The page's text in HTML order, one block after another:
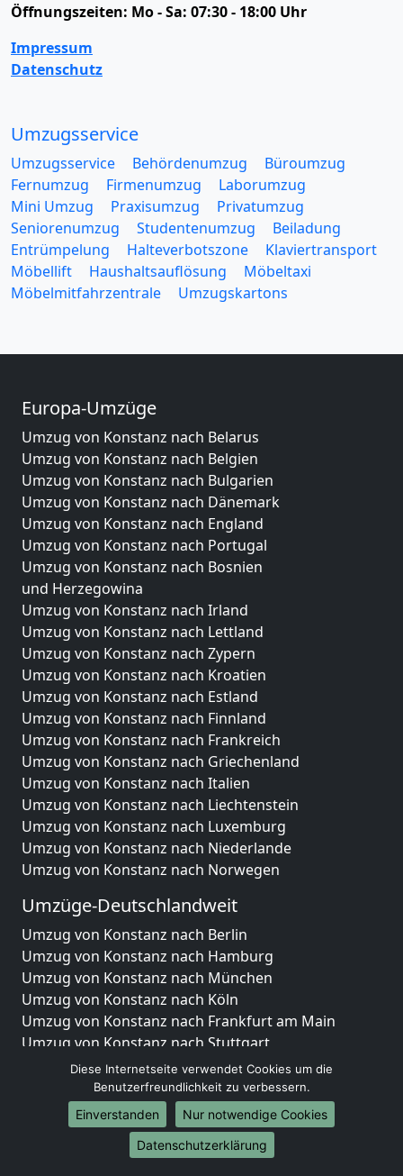
Öffnungszeiten: Mo - Sa: 07:30 - 18:00 Uhr
Impressum
Datenschutz
Umzugsservice
Umzugsservice Behördenumzug
Büroumzug
Fernumzug
Firmenumzug
Laborumzug
Mini Umzug
Praxisumzug
Privatumzug
Seniorenumzug
Studentenumzug
Beiladung
Entrümpelung
Halteverbotszone
Klaviertransport
Möbellift
Haushaltsauflösung
Möbeltaxi
Möbelmitfahrzentrale
Umzugskartons
Europa-Umzüge
Umzug von Konstanz nach Belarus
Umzug von Konstanz nach Belgien
Umzug von Konstanz nach Bulgarien
Umzug von Konstanz nach Dänemark
Umzug von Konstanz nach England
Umzug von Konstanz nach Portugal
Umzug von Konstanz nach Bosnien
und Herzegowina
Umzug von Konstanz nach Irland
Umzug von Konstanz nach Lettland
Umzug von Konstanz nach Zypern
Umzug von Konstanz nach Kroatien
Umzug von Konstanz nach Estland
Umzug von Konstanz nach Finnland
Umzug von Konstanz nach Frankreich
Umzug von Konstanz nach Griechenland
Umzug von Konstanz nach Italien
Umzug von Konstanz nach Liechtenstein
Umzug von Konstanz nach Luxemburg
Umzug von Konstanz nach Niederlande
Umzug von Konstanz nach Norwegen
Umzüge-Deutschlandweit
Umzug von Konstanz nach Berlin
Umzug von Konstanz nach Hamburg
Umzug von Konstanz nach München
Umzug von Konstanz nach Köln
Umzug von Konstanz nach Frankfurt am Main
Umzug von Konstanz nach Stuttgart
Umzug von Konstanz nach Düsseldorf
Umzug von Konstanz nach Leipzig
Umzug von Konstanz nach Dortmund
Umzug von Konstanz nach Essen
Umzug von Konstanz nach Bremen
Diese Internetseite verwendet Cookies um die
Benutzerfreundlichkeit zu verbessern.
Einverstanden
Nur notwendige Cookies
Datenschutzerklärung